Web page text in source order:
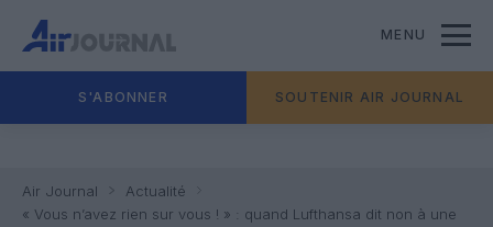
MENU
S'ABONNER SOUTENIR AIR JOURNAL
Air Journal
Actualité
« Vous n’avez rien sur vous ! » : quand Lufthansa dit non à une